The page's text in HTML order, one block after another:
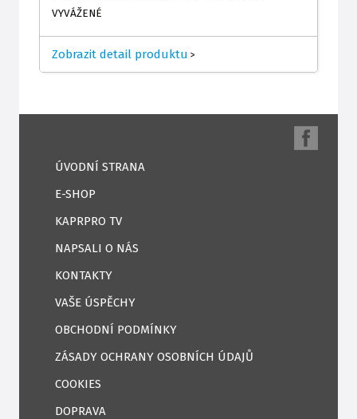
VYVÁŽENÉ
Zobrazit detail produktu >
ÚVODNÍ STRANA
E-SHOP
KAPRPRO TV
NAPSALI O NÁS
KONTAKTY
VAŠE ÚSPĚCHY
OBCHODNÍ PODMÍNKY
ZÁSADY OCHRANY OSOBNÍCH ÚDAJŮ
COOKIES
DOPRAVA